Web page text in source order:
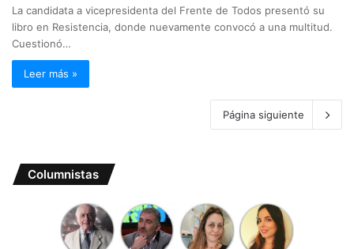
La candidata a vicepresidenta del Frente de Todos presentó su
libro en Resistencia, donde nuevamente convocó a una multitud.
Cuestionó…
Leer más »
Página siguiente
Columnistas